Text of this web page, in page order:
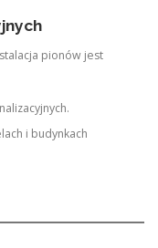
pionów jest
i budynkach